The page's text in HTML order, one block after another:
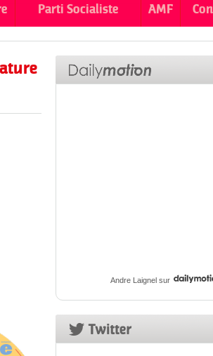
Parti Socialiste AMF
Andre Laignel sur